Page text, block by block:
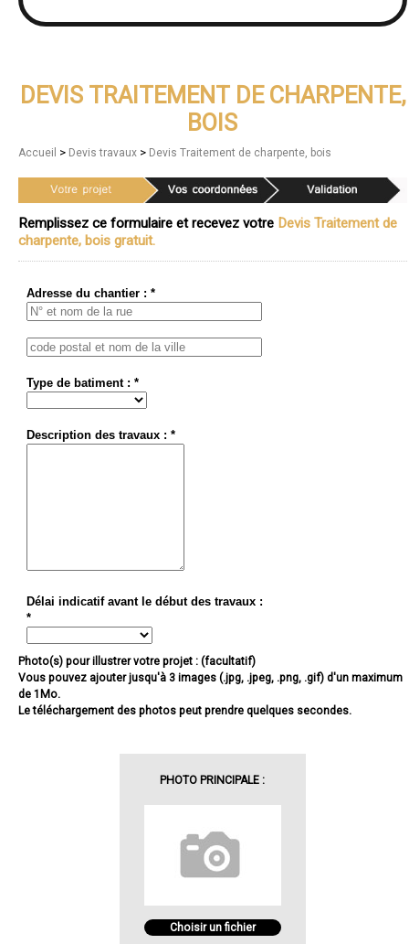
DEVIS TRAITEMENT DE CHARPENTE,
BOIS
Accueil > Devis travaux > Devis Traitement de charpente, bois
Remplissez ce formulaire et recevez votre Devis Traitement de
charpente, bois gratuit.
Adresse du chantier : *
Type de batiment : *
Description des travaux : *
Délai indicatif avant le début des travaux :
*
Photo(s) pour illustrer votre projet : (facultatif)
Vous pouvez ajouter jusqu'à 3 images (.jpg, .jpeg, .png, .gif) d'un maximum
de 1Mo.
Le téléchargement des photos peut prendre quelques secondes.
PHOTO PRINCIPALE :
Choisir un fichier